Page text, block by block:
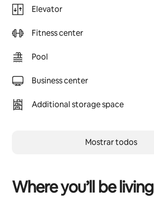
Elevator
Fitness center
Pool
Business center
Additional storage space
Mostrar todos
Where you’ll be living